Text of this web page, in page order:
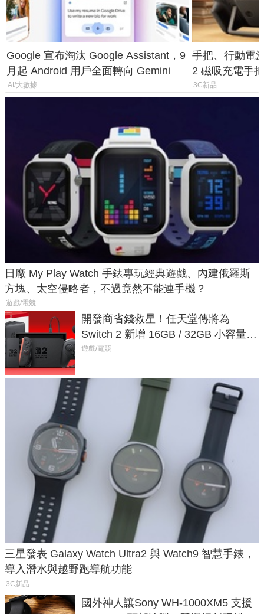
Google 宣布淘汰 Google Assistant，9
月起 Android 用戶全面轉向 Gemini
AI/大數據
手把、行動電
2 磁吸充電手
倍
3C新品
日廠 My Play Watch 手錶專玩經典遊戲、內建俄羅斯
方塊、太空侵略者，不過竟然不能連手機？
遊戲/電競
開發商省錢救星！任天堂傳將為
Switch 2 新增 16GB / 32GB 小容量遊
戲卡的選擇
遊戲/電競
三星發表 Galaxy Watch Ultra2 與 Watch9 智慧手錶，
導入潛水與越野跑導航功能
3C新品
國外神人讓Sony WH-1000XM5 支援